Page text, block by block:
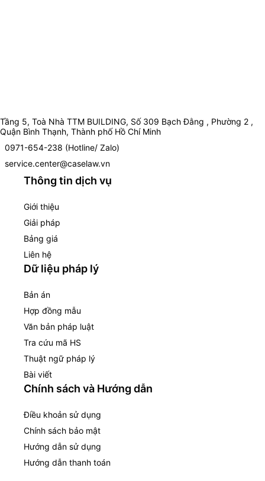
Tầng 5, Toà Nhà TTM BUILDING, Số 309 Bạch Đằng , Phường 2 ,
Quận Bình Thạnh, Thành phố Hồ Chí Minh
0971-654-238 (Hotline/ Zalo)
service.center@caselaw.vn
Thông tin dịch vụ
Giới thiệu
Giải pháp
Bảng giá
Liên hệ
Dữ liệu pháp lý
Bản án
Hợp đồng mẫu
Văn bản pháp luật
Tra cứu mã HS
Thuật ngữ pháp lý
Bài viết
Chính sách và Hướng dẫn
Điều khoản sử dụng
Chính sách bảo mật
Hướng dẫn sử dụng
Hướng dẫn thanh toán